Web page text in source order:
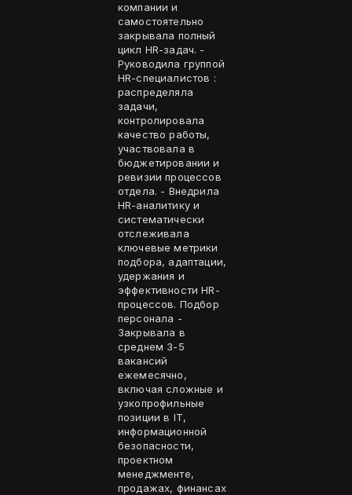
компании и
самостоятельно
закрывала полный
цикл HR-задач. -
Руководила группой
HR-специалистов :
распределяла
задачи,
контролировала
качество работы,
участвовала в
бюджетировании и
ревизии процессов
отдела. - Внедрила
HR-аналитику и
систематически
отслеживала
ключевые метрики
подбора, адаптации,
удержания и
эффективности HR-
процессов. Подбор
персонала -
Закрывала в
среднем 3-5
вакансий
ежемесячно,
включая сложные и
узкопрофильные
позиции в IT,
информационной
безопасности,
проектном
менеджменте,
продажах, финансах